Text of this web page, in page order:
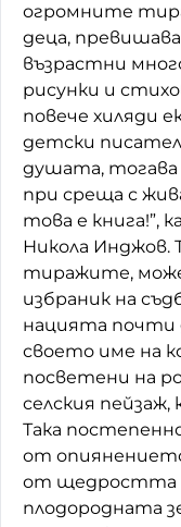
огромните
деца,
възрастни
рисунки и
повече хиляди
детски
душата, тогава
при среща с
това е книга!”,
Никола Инджов.
тиражите,
избраник на
нацията почти
своето име на
посветени на
селския пейзаж,
Така
от
от щедростта
плодородната